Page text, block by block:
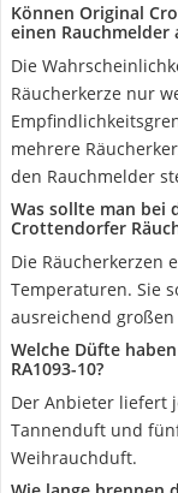
Können Original
einen Rauchmelder
Die
Räucherkerze nur
mehrere
den Rauchmelder
Was sollte man bei
Crottendorfer
Die Räucherkerzen
Temperaturen. Sie
ausreichend
Welche Düfte
RA1093-10?
Der Anbieter liefert
Tannenduft und
Weihrauchduft.